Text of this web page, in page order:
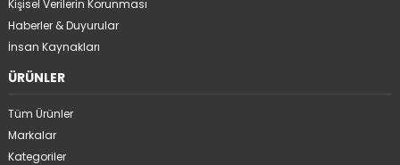
Kişisel Verilerin Korunması
Haberler & Duyurular
İnsan Kaynakları
ÜRÜNLER
Tüm Ürünler
Markalar
Kategoriler